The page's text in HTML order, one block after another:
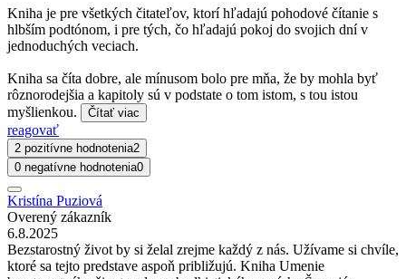
Kniha je pre všetkých čitateľov, ktorí hľadajú pohodové čítanie s
hlbším podtónom, i pre tých, čo hľadajú pokoj do svojich dní v
jednoduchých veciach.
Kniha sa číta dobre, ale mínusom bolo pre mňa, že by mohla byť
rôznorodejšia a kapitoly sú v podstate o tom istom, s tou istou
myšlienkou.
Čítať viac
reagovať
2 pozitívne hodnotenia2
0 negatívne hodnotenia0
Kristína Puziová
Overený zákazník
6.8.2025
Bezstarostný život by si želal zrejme každý z nás. Užívame si chvíle,
ktoré sa tejto predstave aspoň približujú. Kniha Umenie